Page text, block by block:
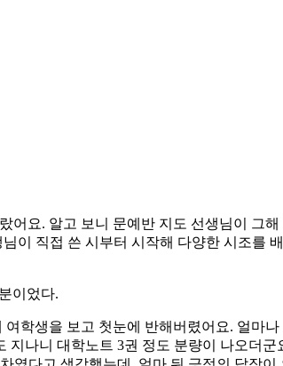
요. 알고 보니 문예반 지도 선생님이 그
이 직접 쓴 시부터 시작해 다양한 시조를
이었다.
학생을 보고 첫눈에 반해버렸어요. 얼마
나니 대학노트 3권 정도 분량이 나오더